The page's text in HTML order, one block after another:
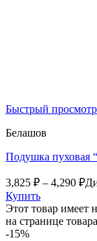
Быстрый просмотр
Белашов
Подушка
3,825 ₽ – 4,290 ₽
Купить
Этот товар имеет
на странице
-15%